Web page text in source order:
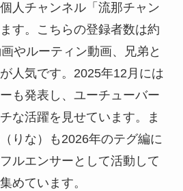
人チャンネル「流那チャン
す。こちらの登録者数は約
やルーティン動画、兄弟と
人気です。2025年12月には
も発表し、ユーチューバー
な活躍を見せています。ま
りな）も2026年のテグ編に
ルエンサーとして活動して
めています。